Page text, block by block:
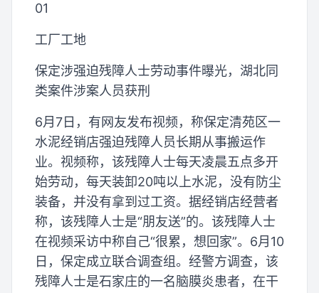
01
工厂工地
保定涉强迫残障人士劳动事件曝光，湖北同
类案件涉案人员获刑
6月7日，有网友发布视频，称保定清苑区一
水泥经销店强迫残障人员长期从事搬运作
业。视频称，该残障人士每天凌晨五点多开
始劳动，每天装卸20吨以上水泥，没有防尘
装备，并没有拿到过工资。据经销店经营者
称，该残障人士是“朋友送”的。该残障人士
在视频采访中称自己“很累，想回家”。6月10
日，保定成立联合调查组。经警方调查，该
残障人士是石家庄的一名脑膜炎患者，在干